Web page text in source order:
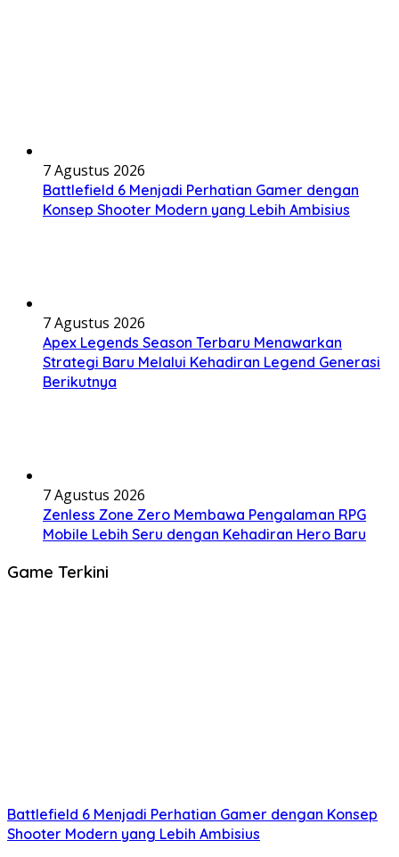
7 Agustus 2026
Battlefield 6 Menjadi Perhatian Gamer dengan
Konsep Shooter Modern yang Lebih Ambisius
7 Agustus 2026
Apex Legends Season Terbaru Menawarkan
Strategi Baru Melalui Kehadiran Legend Generasi
Berikutnya
7 Agustus 2026
Zenless Zone Zero Membawa Pengalaman RPG
Mobile Lebih Seru dengan Kehadiran Hero Baru
Game Terkini
Battlefield 6 Menjadi Perhatian Gamer dengan Konsep
Shooter Modern yang Lebih Ambisius